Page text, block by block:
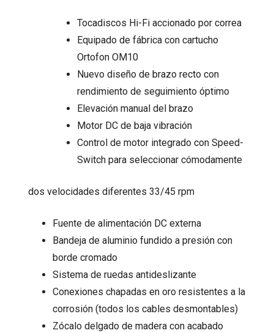
Tocadiscos Hi-Fi accionado por correa
Equipado de fábrica con cartucho
Ortofon OM10
Nuevo diseño de brazo recto con
rendimiento de seguimiento óptimo
Elevación manual del brazo
Motor DC de baja vibración
Control de motor integrado con Speed-
Switch para seleccionar cómodamente
dos velocidades diferentes 33/45 rpm
Fuente de alimentación DC externa
Bandeja de aluminio fundido a presión con
borde cromado
Sistema de ruedas antideslizante
Conexiones chapadas en oro resistentes a la
corrosión (todos los cables desmontables)
Zócalo delgado de madera con acabado